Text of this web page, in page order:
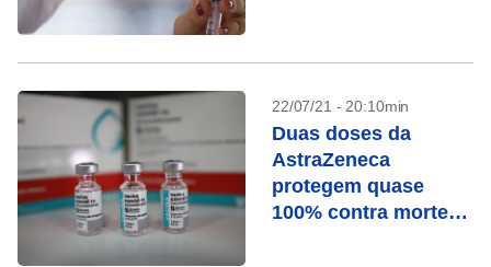
22/07/21 - 20:10min
Duas doses da
AstraZeneca
protegem quase
100% contra mortes,